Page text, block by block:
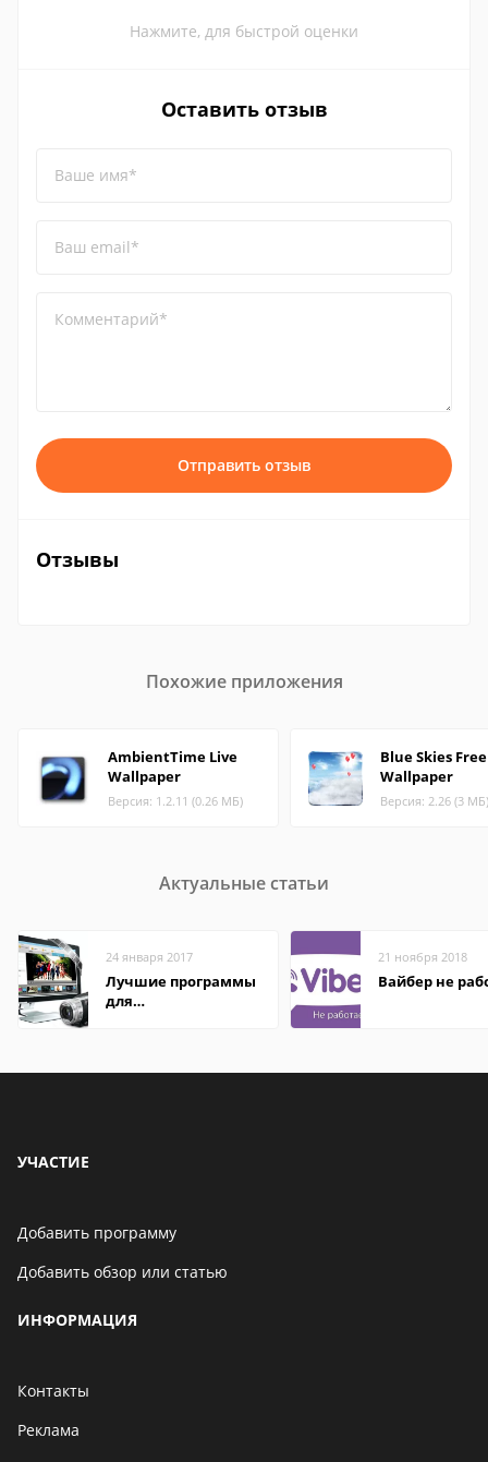
Нажмите, для быстрой оценки
Оставить отзыв
Ваше имя*
Ваш email*
Комментарий*
Отправить отзыв
Отзывы
Похожие приложения
AmbientTime Live
Wallpaper
Версия: 1.2.11 (0.26 МБ)
Blue Skies
Wallpaper
Версия: 2.26 (3 МБ)
Актуальные статьи
24 января 2017
Лучшие программы
для
21 ноября 2018
Вайбер не
УЧАСТИЕ
Добавить программу
Добавить обзор или статью
ИНФОРМАЦИЯ
Контакты
Реклама